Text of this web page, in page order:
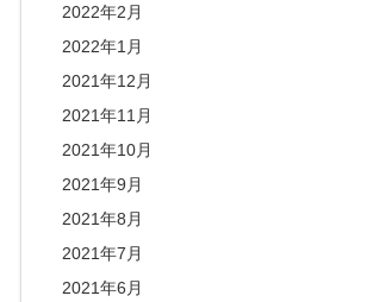
2022年2月
2022年1月
2021年12月
2021年11月
2021年10月
2021年9月
2021年8月
2021年7月
2021年6月